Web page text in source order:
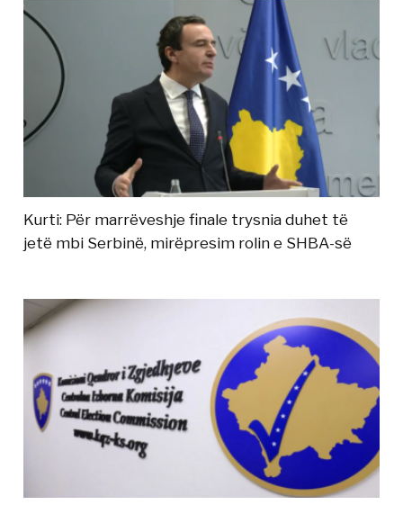
Kurti: Për marrëveshje finale trysnia duhet të
jetë mbi Serbinë, mirëpresim rolin e SHBA-së